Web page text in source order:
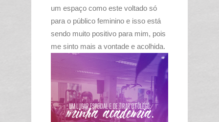
um espaço como este voltado só
para o público feminino e isso está
sendo muito positivo para mim, pois
me sinto mais a vontade e acolhida.